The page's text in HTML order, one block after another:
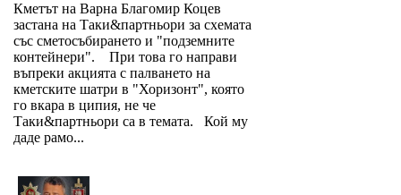
Кметът на Варна Благомир Коцев
застана на Таки&партньори за схемата
със сметосъбирането и "подземните
контейнери". При това го направи
въпреки акцията с палването на
кметските шатри в "Хоризонт", която
го вкара в ципия, не че
Таки&партньори са в темата. Кой му
даде рамо...